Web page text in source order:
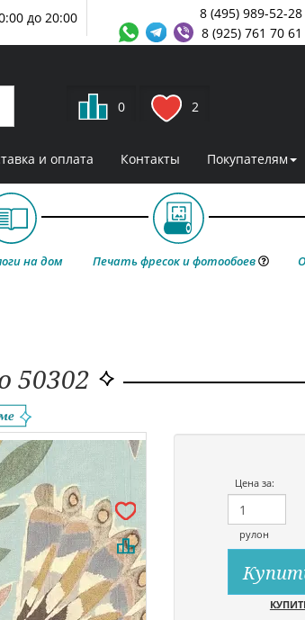
8 (495) 989-52-28
8 (925) 761 70 61
до 20:00
0 2
и оплата Контакты Покупателям
на дом Печать фресок и фотообоев
50302
Цена за:
рулон